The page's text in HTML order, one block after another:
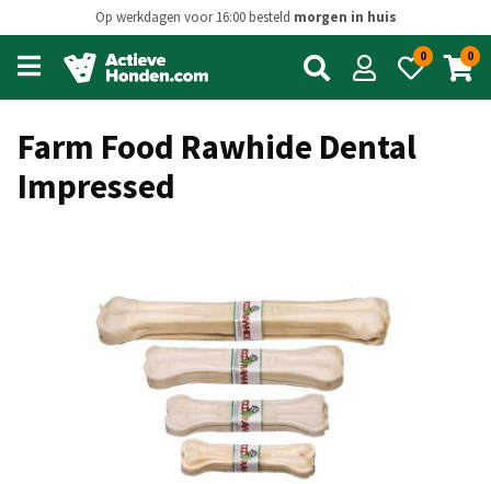
Op werkdagen voor 16:00 besteld morgen in huis
Open
main
menu
0 0
Farm Food Rawhide Dental
Impressed